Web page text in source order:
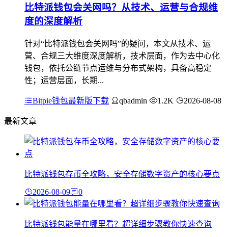
比特派钱包会关网吗？从技术、运营与合规维
度的深度解析
针对“比特派钱包会关网吗”的疑问，本文从技术、运
营、合规三大维度深度解析，技术层面，作为去中心化
钱包，依托公链节点运维与分布式架构，具备高稳定
性；运营层面，长期...
Bitpie钱包最新版下载 qbadmin 1.2K 2026-08-08
最新文章
比特派钱包存币全攻略，安全存储数字资产的核心要点
2026-08-09 0
比特派钱包能量在哪里看？超详细步骤教你快速查询